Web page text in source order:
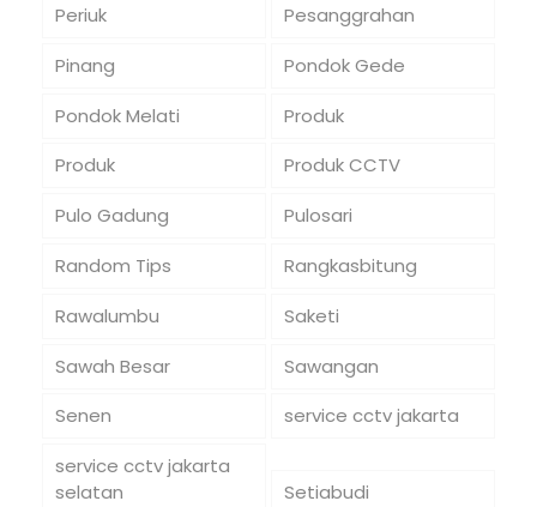
Periuk
Pesanggrahan
Pinang
Pondok Gede
Pondok Melati
Produk
Produk
Produk CCTV
Pulo Gadung
Pulosari
Random Tips
Rangkasbitung
Rawalumbu
Saketi
Sawah Besar
Sawangan
Senen
service cctv jakarta
service cctv jakarta
selatan
Setiabudi